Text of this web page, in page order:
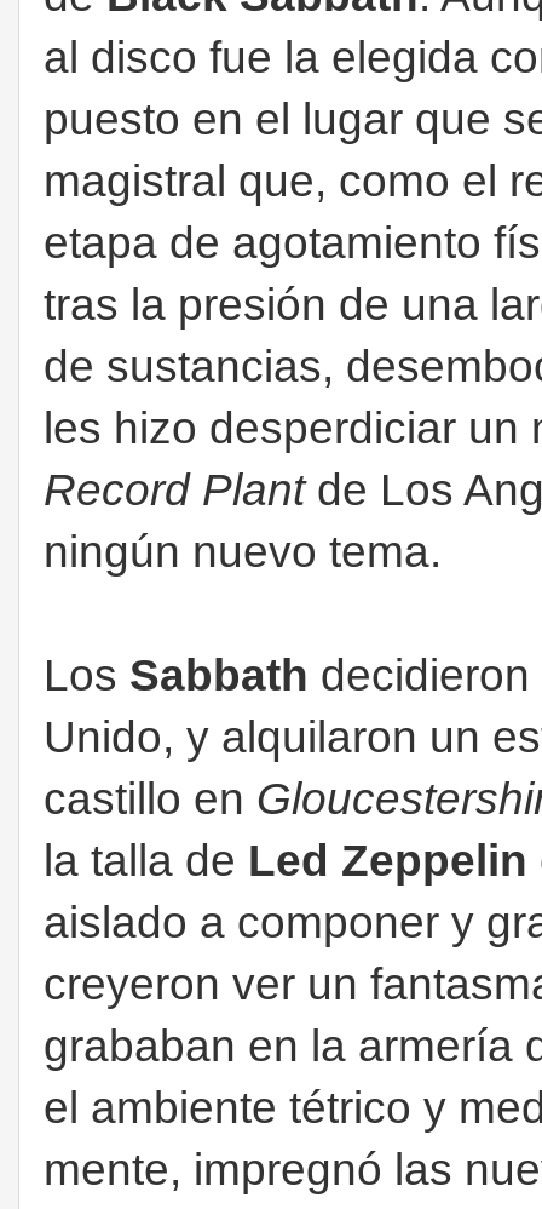
al disco fue la elegida
puesto en el lugar que
magistral que, como el
etapa de agotamiento
tras la presión de una
de sustancias,
les hizo desperdiciar
Record Plantde Los
ningún nuevo tema.
Los Sabbath decidieron
Unido, y alquilaron un
castillo en
la talla de Led Zeppelin
aislado a componer y
creyeron ver un
grababan en la armería
el ambiente tétrico y
mente, impregnó las